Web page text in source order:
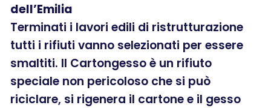
dell’Emilia
Terminati i lavori edili di ristrutturazione
tutti i rifiuti vanno selezionati per essere
smaltiti. Il Cartongesso è un rifiuto
speciale non pericoloso che si può
riciclare, si rigenera il cartone e il gesso